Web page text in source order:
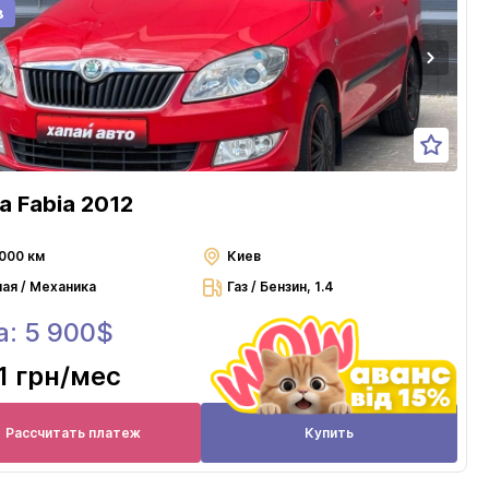
Fabia 2012
км
Киев
/ Механика
Газ / Бензин, 1.4
5 900$
грн/мес
Рассчитать платеж Купить